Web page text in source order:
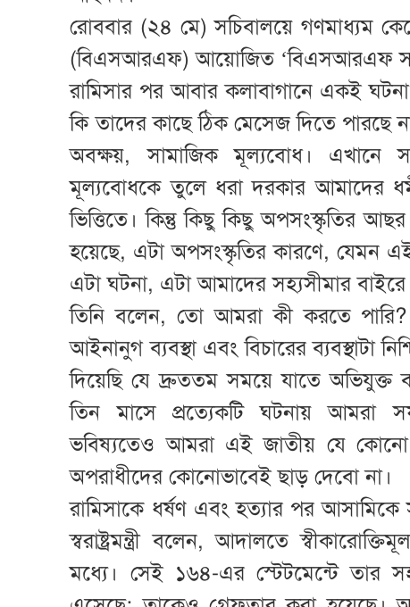
রোববার (২৪ মে) সচিবালয়ে গণমাধ্যম
(বিএসআরএফ) আয়োজিত ‌‘বিএসআরএফ
রামিসার পর আবার কলাবাগানে একই
কি তাদের কাছে ঠিক মেসেজ দিতে পারছে
অবক্ষয়, সামাজিক মূল্যবোধ। এখানে
মূল্যবোধকে তুলে ধরা দরকার আমাদের
ভিত্তিতে। কিন্তু কিছু কিছু অপসংস্কৃতির
হয়েছে, এটা অপসংস্কৃতির কারণে, যেমন এই
এটা ঘটনা, এটা আমাদের সহ্যসীমার বাইরে
তিনি বলেন, তো আমরা কী করতে
আইনানুগ ব্যবস্থা এবং বিচারের
দিয়েছি যে দ্রুততম সময়ে যাতে অভিযুক্ত
তিন মাসে প্রত্যেকটি ঘটনায় আমরা
ভবিষ্যতেও আমরা এই জাতীয় যে কোনো
অপরাধীদের কোনোভাবেই ছাড় দেবো না।
রামিসাকে ধর্ষণ এবং হত্যার পর আসামিকে
স্বরাষ্ট্রমন্ত্রী বলেন, আদালতে
মধ্যে। সেই ১৬৪-এর স্টেটমেন্টে তার